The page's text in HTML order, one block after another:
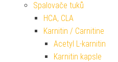
Spalovače tuků
HCA, CLA
Karnitin / Carnitine
Acetyl L-karnitin
Karnitin kapsle